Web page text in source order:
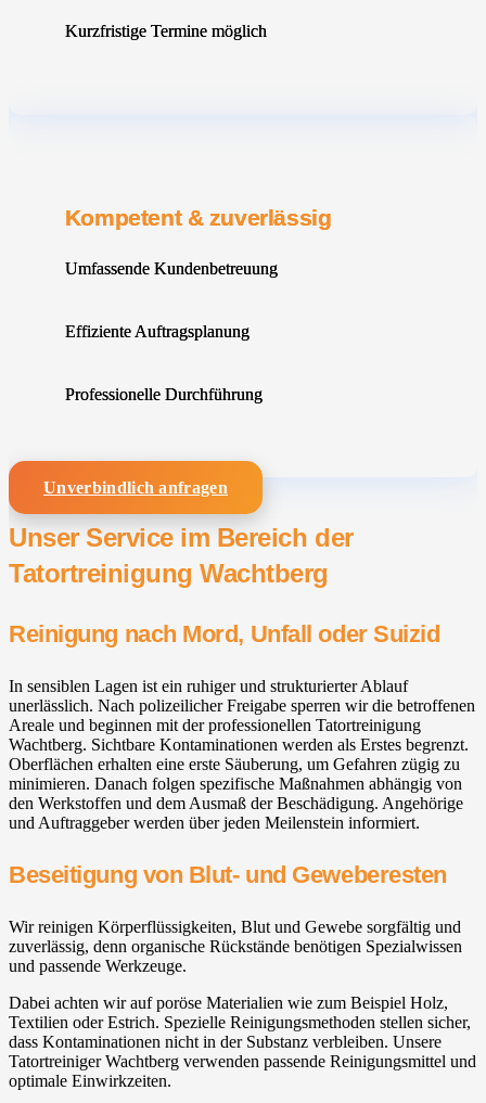
Kurzfristige Termine möglich
Kompetent & zuverlässig
Umfassende Kundenbetreuung
Effiziente Auftragsplanung
Professionelle Durchführung
Unverbindlich anfragen
Unser Service im Bereich der
Tatortreinigung Wachtberg⁠
Reinigung nach Mord, Unfall oder Suizid
In sensiblen Lagen ist ein ruhiger und strukturierter Ablauf
unerlässlich. Nach polizeilicher Freigabe sperren wir die betroffenen
Areale und beginnen mit der professionellen Tatortreinigung
Wachtberg⁠. Sichtbare Kontaminationen werden als Erstes begrenzt.
Oberflächen erhalten eine erste Säuberung, um Gefahren zügig zu
minimieren. Danach folgen spezifische Maßnahmen abhängig von
den Werkstoffen und dem Ausmaß der Beschädigung. Angehörige
und Auftraggeber werden über jeden Meilenstein informiert.
Beseitigung von Blut- und Geweberesten
Wir reinigen Körperflüssigkeiten, Blut und Gewebe sorgfältig und
zuverlässig, denn organische Rückstände benötigen Spezialwissen
und passende Werkzeuge.
Dabei achten wir auf poröse Materialien wie zum Beispiel Holz,
Textilien oder Estrich. Spezielle Reinigungsmethoden stellen sicher,
dass Kontaminationen nicht in der Substanz verbleiben. Unsere
Tatortreiniger Wachtberg⁠ verwenden passende Reinigungsmittel und
optimale Einwirkzeiten.